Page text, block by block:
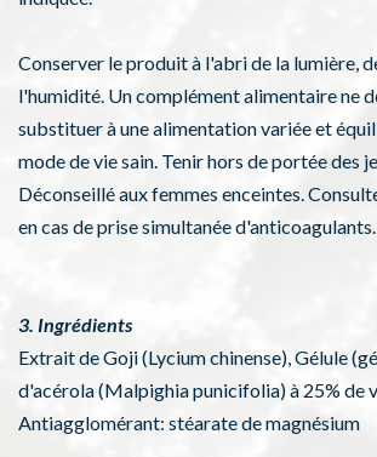
Conserver le produit à l'abri de la lumière,
l'humidité. Un complément alimentaire ne
substituer à une alimentation variée et
mode de vie sain. Tenir hors de portée des
Déconseillé aux femmes enceintes.
en cas de prise simultanée d'anticoagulants.
3. Ingrédients
Extrait de Goji (Lycium chinense), Gélule
d'acérola (Malpighia punicifolia) à 25% de
Antiagglomérant: stéarate de magnésium